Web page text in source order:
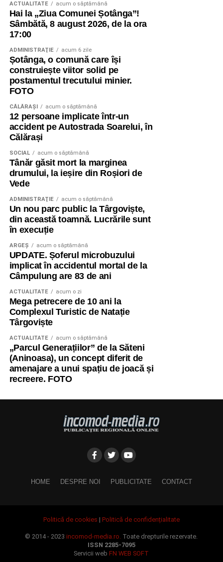
ACTUALITATE acum o săptămână
Hai la „Ziua Comunei Șotânga”!
Sâmbătă, 8 august 2026, de la ora
17:00
ADMINISTRAŢIE acum 6 zile
Șotânga, o comună care își
construiește viitor solid pe
postamentul trecutului minier.
FOTO
CĂLĂRAŞI acum o săptămână
12 persoane implicate într-un
accident pe Autostrada Soarelui, în
Călărași
SOCIAL acum o săptămână
Tânăr găsit mort la marginea
drumului, la ieșire din Roșiori de
Vede
ADMINISTRAŢIE acum o săptămână
Un nou parc public la Târgoviște,
din această toamnă. Lucrările sunt
în execuție
ARGEȘ acum o săptămână
UPDATE. Șoferul microbuzului
implicat în accidentul mortal de la
Câmpulung are 83 de ani
ACTUALITATE acum o zi
Mega petrecere de 10 ani la
Complexul Turistic de Natație
Târgoviște
ACTUALITATE acum o săptămână
„Parcul Generațiilor” de la Săteni
(Aninoasa), un concept diferit de
amenajare a unui spațiu de joacă și
recreere. FOTO
HOME DESPRE NOI PUBLICITATE CONTACT
Politică de cookies | Politică de confidențialitate
© 2014 - 2023incomod-media.ro. Toate drepturile rezervate.
ISSN 2285-7095
Servicii webFN WEB SOFT